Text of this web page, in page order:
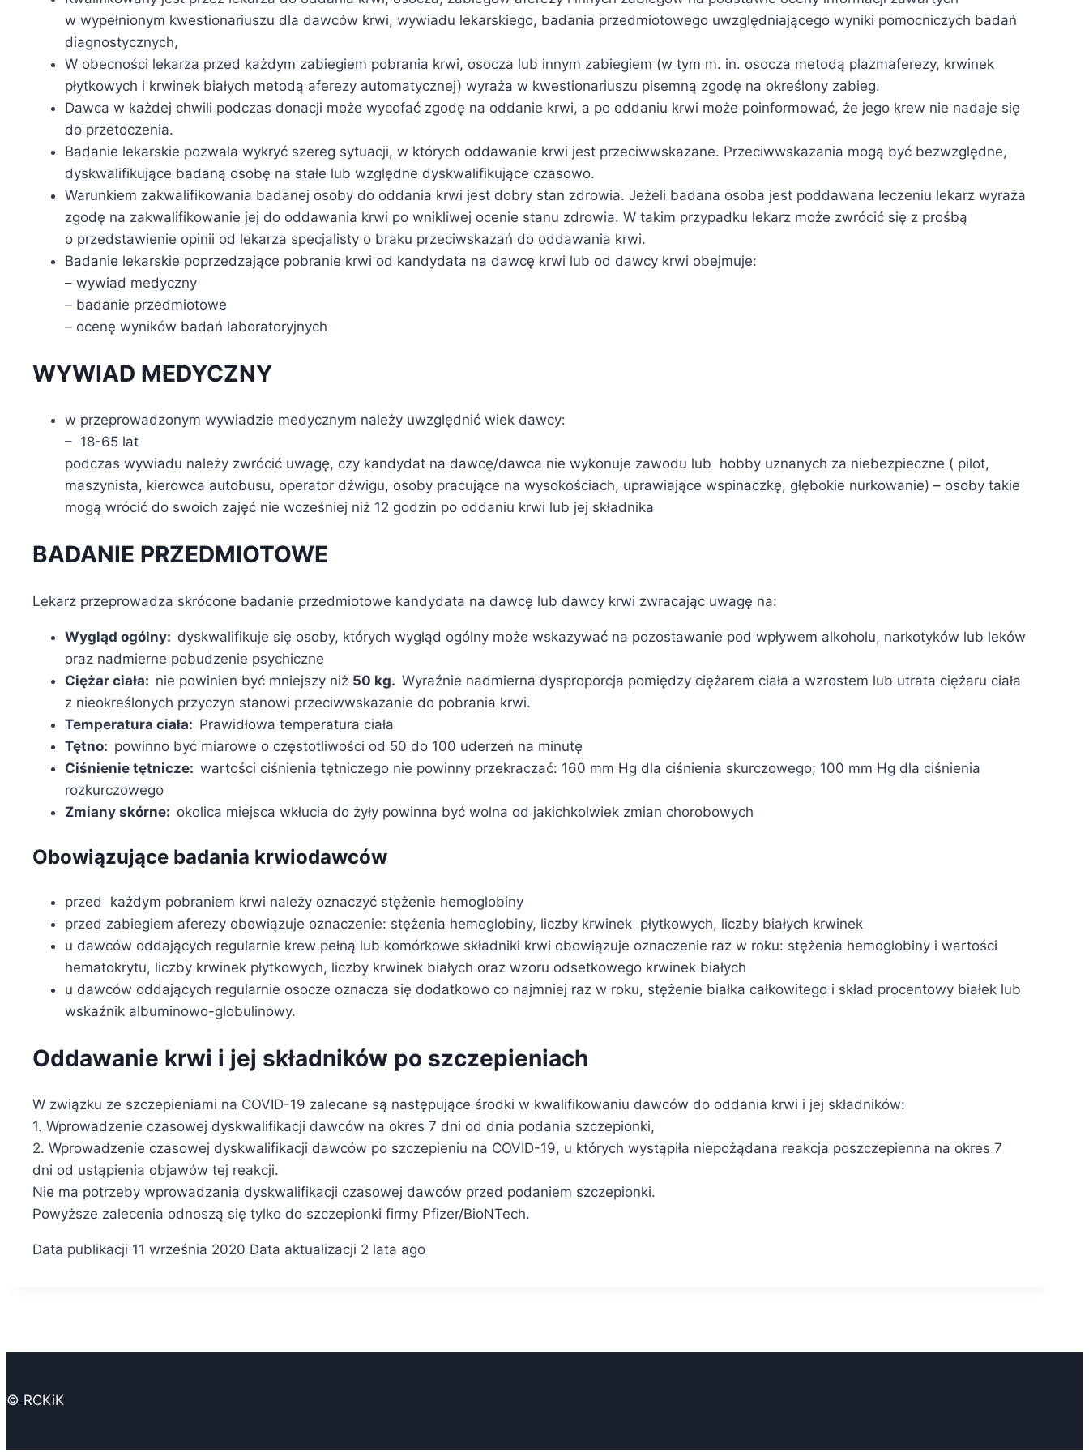
w wypełnionym kwestionariuszu dla dawców krwi, wywiadu lekarskiego, badania przedmiotowego uwzględniającego wyniki pomocniczych badań
diagnostycznych,
W obecności lekarza przed każdym zabiegiem pobrania krwi, osocza lub innym zabiegiem (w tym m. in. osocza metodą plazmaferezy, krwinek
płytkowych i krwinek białych metodą aferezy automatycznej) wyraża w kwestionariuszu pisemną zgodę na określony zabieg.
Dawca w każdej chwili podczas donacji może wycofać zgodę na oddanie krwi, a po oddaniu krwi może poinformować, że jego krew nie nadaje się
do przetoczenia.
Badanie lekarskie pozwala wykryć szereg sytuacji, w których oddawanie krwi jest przeciwwskazane. Przeciwwskazania mogą być bezwzględne,
dyskwalifikujące badaną osobę na stałe lub względne dyskwalifikujące czasowo.
Warunkiem zakwalifikowania badanej osoby do oddania krwi jest dobry stan zdrowia. Jeżeli badana osoba jest poddawana leczeniu lekarz wyraża
zgodę na zakwalifikowanie jej do oddawania krwi po wnikliwej ocenie stanu zdrowia. W takim przypadku lekarz może zwrócić się z prośbą
o przedstawienie opinii od lekarza specjalisty o braku przeciwskazań do oddawania krwi.
Badanie lekarskie poprzedzające pobranie krwi od kandydata na dawcę krwi lub od dawcy krwi obejmuje:
– wywiad medyczny
– badanie przedmiotowe
– ocenę wyników badań laboratoryjnych
WYWIAD MEDYCZNY
w przeprowadzonym wywiadzie medycznym należy uwzględnić wiek dawcy:
– 18-65 lat
podczas wywiadu należy zwrócić uwagę, czy kandydat na dawcę/dawca nie wykonuje zawodu lub hobby uznanych za niebezpieczne ( pilot,
maszynista, kierowca autobusu, operator dźwigu, osoby pracujące na wysokościach, uprawiające wspinaczkę, głębokie nurkowanie) – osoby takie
mogą wrócić do swoich zajęć nie wcześniej niż 12 godzin po oddaniu krwi lub jej składnika
BADANIE PRZEDMIOTOWE
Lekarz przeprowadza skrócone badanie przedmiotowe kandydata na dawcę lub dawcy krwi zwracając uwagę na:
Wygląd ogólny: dyskwalifikuje się osoby, których wygląd ogólny może wskazywać na pozostawanie pod wpływem alkoholu, narkotyków lub leków
oraz nadmierne pobudzenie psychiczne
Ciężar ciała: nie powinien być mniejszy niż 50 kg. Wyraźnie nadmierna dysproporcja pomiędzy ciężarem ciała a wzrostem lub utrata ciężaru ciała
z nieokreślonych przyczyn stanowi przeciwwskazanie do pobrania krwi.
Temperatura ciała: Prawidłowa temperatura ciała
Tętno: powinno być miarowe o częstotliwości od 50 do 100 uderzeń na minutę
Ciśnienie tętnicze: wartości ciśnienia tętniczego nie powinny przekraczać: 160 mm Hg dla ciśnienia skurczowego; 100 mm Hg dla ciśnienia
rozkurczowego
Zmiany skórne: okolica miejsca wkłucia do żyły powinna być wolna od jakichkolwiek zmian chorobowych
Obowiązujące badania krwiodawców
przed każdym pobraniem krwi należy oznaczyć stężenie hemoglobiny
przed zabiegiem aferezy obowiązuje oznaczenie: stężenia hemoglobiny, liczby krwinek płytkowych, liczby białych krwinek
u dawców oddających regularnie krew pełną lub komórkowe składniki krwi obowiązuje oznaczenie raz w roku: stężenia hemoglobiny i wartości
hematokrytu, liczby krwinek płytkowych, liczby krwinek białych oraz wzoru odsetkowego krwinek białych
u dawców oddających regularnie osocze oznacza się dodatkowo co najmniej raz w roku, stężenie białka całkowitego i skład procentowy białek lub
wskaźnik albuminowo-globulinowy.
Oddawanie krwi i jej składników po szczepieniach
W związku ze szczepieniami na COVID-19 zalecane są następujące środki w kwalifikowaniu dawców do oddania krwi i jej składników:
1. Wprowadzenie czasowej dyskwalifikacji dawców na okres 7 dni od dnia podania szczepionki,
2. Wprowadzenie czasowej dyskwalifikacji dawców po szczepieniu na COVID-19, u których wystąpiła niepożądana reakcja poszczepienna na okres 7
dni od ustąpienia objawów tej reakcji.
Nie ma potrzeby wprowadzania dyskwalifikacji czasowej dawców przed podaniem szczepionki.
Powyższe zalecenia odnoszą się tylko do szczepionki firmy Pfizer/BioNTech.
Data publikacji 11 września 2020 Data aktualizacji 2 lata ago
© RCKiK